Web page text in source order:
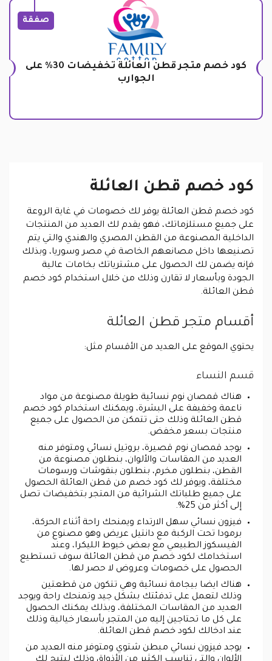
صفقة
كود خصم متجر قطن العائلة تخفيضات 30% على
الجوارب
كود خصم قطن العائلة
كود خصم قطن العائلة يوفر لك خصومات في غاية الروعة
على جميع مستلزماتك، فهو يقدم لك العديد من المنتجات
الداخلية المصنوعة من القطن المصري والهندي والتي يتم
تصنيعها داخل مصانعهم الخاصة في مصر وسوريا، وبذلك
فإنه يضمن لك الحصول على مشترياتك بخامات عالية
الجودة وبأسعار لا تقارن وذلك من خلال استخدام كود خصم
قطن العائلة.
أقسام متجر قطن العائلة
يحتوي الموقع على العديد من الأقسام مثل:
قسم النساء
هناك قمصان نوم نسائية طويلة مصنوعة من مواد
ناعمة وخفيفة على البشرة، ويمكنك استخدام كود خصم
قطن العائلة وذلك حتى تتمكن من الحصول على جميع
منتجات بسعر مخفض.
يوجد قمصان نوم قصيرة، بروتيل نسائي ومتوفر منه
العديد من المقاسات والألوان، بنطلون مصنوعة من
القطن، بنطلون مخرم، بنطلون بنقوشات ورسومات
مختلفة، ويوفر لك كود خصم من قطن العائلة الحصول
على جميع طلباتك الشرائية من المتجر بتخفيضات تصل
إلى أكثر من 25%.
فيزون نسائي سهل الارتداء ويمنحك راحة أثناء الحركة،
برمودا تحت الركبة مع دانتيل عريض وهو مصنوع من
الفيسكوز الطبيعي مع بعض خيوط الليكرا، وعند
استخدامك لكود خصم من قطن العائلة سوف تستطيع
الحصول على خصومات وعروض لا حصر لها.
هناك ايضا بيجامة نسائية وهي تتكون من قطعتين
وذلك لتعمل على تدفئتك بشكل جيد وتمنحك راحة ويوجد
العديد من المقاسات المختلفة، وبذلك يمكنك الحصول
على كل ما تحتاجين إليه من المتجر بأسعار خيالية وذلك
عند ادخالك لكود خصم قطن العائلة.
يوجد فيزون نسائي مبطن شتوي ومتوفر منه العديد من